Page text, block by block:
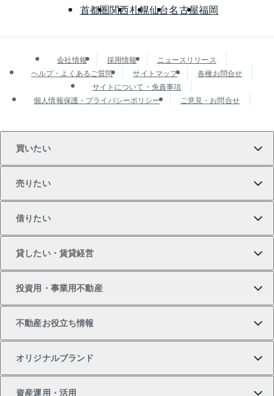
首都圏関西札幌仙台名古屋福岡
会社情報 採用情報
ニュースリリース
ヘルプ・よくあるご質問
サイトマップ
各種お問合せ
サイトについて・免責事項
個人情報保護・プライバシーポリシー
ご意見・お問合せ
買いたい
新築・分譲マンションの購入
中古マンションの購入
売りたい
マンションの売却・査定
一戸建ての売却・査定
借りたい
借りたいTOP
物件を借りる
貸したい・賃貸経営
貸したいTOP
投資用・事業用不動産
不動産お役立ち情報
オリジナルブランド
資産運用・活用